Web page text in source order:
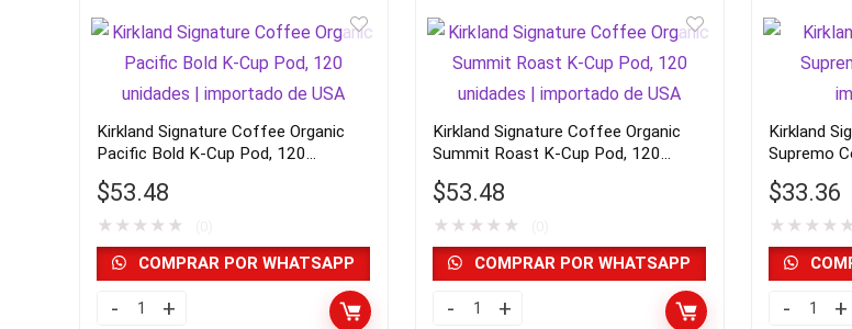
quantity
|
importado
USA
quantity
100%
asado
1.75
oz,
42
unidades
Kirkland Signature Coffee Organic
Pacific Bold K-Cup Pod, 120
$53.48
★ ★ ★ ★ ★
Kirkland
COMPRAR POR WHATSAPP
Kirkland Signature Coffee Organic
Summit Roast K-Cup Pod, 120
unidades | importado de USA
$53.48
★ ★ ★ ★ ★
Kirkland
COMPRAR POR WHATSAPP
Kirkland
Supremo
importado
$33.36
★ ★ ★ ★ ★
Kirkland